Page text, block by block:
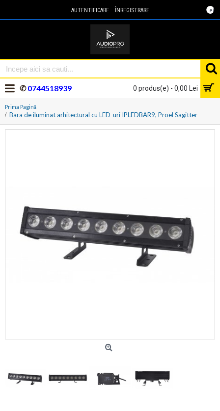
Lei
AUTENTIFICARE ÎNREGISTRARE
0 produs(e) - 0,00 Lei
✆0744518939
Prima Pagină
Bara de iluminat arhitectural cu LED-uri IPLEDBAR9, Proel Sagitter